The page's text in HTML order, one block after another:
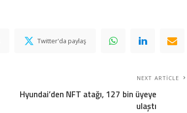
Twitter'da paylaş
NEXT ARTICLE
Hyundai’den NFT atağı, 127 bin üyeye
ulaştı